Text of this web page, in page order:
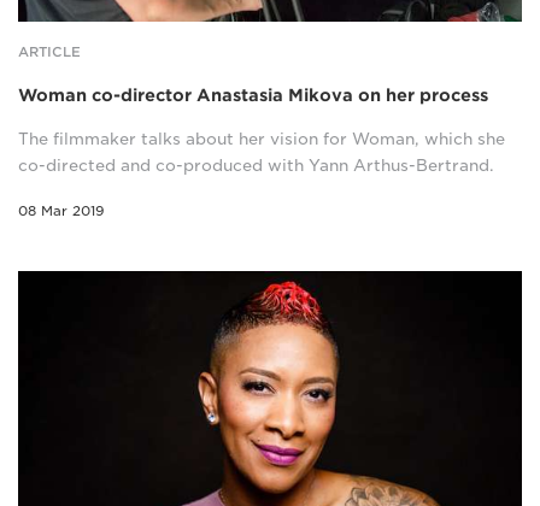
ARTICLE
Woman co-director Anastasia Mikova on her process
The filmmaker talks about her vision for Woman, which she
co-directed and co-produced with Yann Arthus-Bertrand.
08 Mar 2019